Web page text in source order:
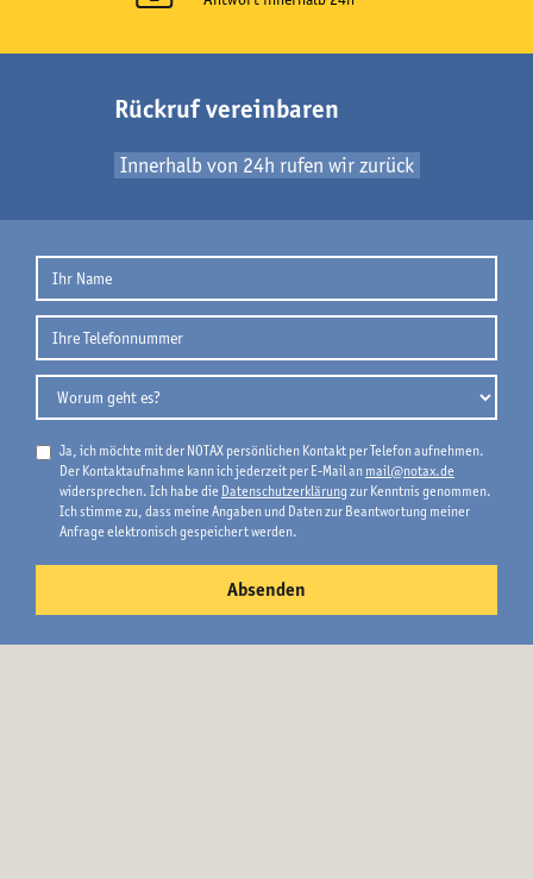
Rückruf vereinbaren
Innerhalb von 24h rufen wir zurück
Ja, ich möchte mit der NOTAX persönlichen Kontakt per Telefon aufnehmen.
Der Kontaktaufnahme kann ich jederzeit per E-Mail an mail@notax.de
widersprechen. Ich habe die Datenschutzerklärungzur Kenntnis genommen.
Ich stimme zu, dass meine Angaben und Daten zur Beantwortung meiner
Anfrage elektronisch gespeichert werden.